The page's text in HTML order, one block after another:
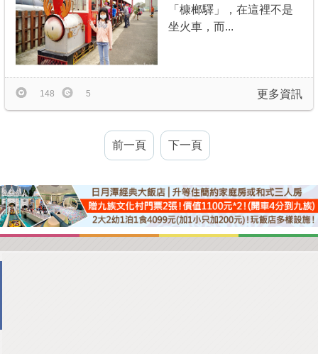
「槺榔驛」，在這裡不是
坐火車，而...
更多資訊
148 5
前一頁 下一頁